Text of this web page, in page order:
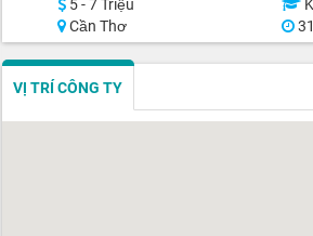
5 - 7 Triệu
Cần Thơ
VỊ TRÍ CÔNG TY